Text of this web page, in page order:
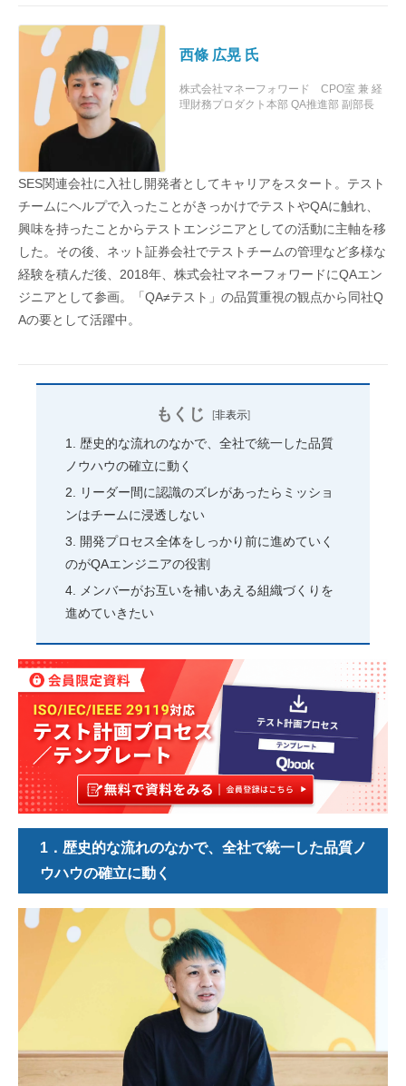
西條 広晃 氏
株式会社マネーフォワード CPO室 兼 経
理財務プロダクト本部 QA推進部 副部長
SES関連会社に入社し開発者としてキャリアをスタート。テスト
チームにヘルプで入ったことがきっかけでテストやQAに触れ、
興味を持ったことからテストエンジニアとしての活動に主軸を移
した。その後、ネット証券会社でテストチームの管理など多様な
経験を積んだ後、2018年、株式会社マネーフォワードにQAエン
ジニアとして参画。「QA≠テスト」の品質重視の観点から同社Q
Aの要として活躍中。
もくじ [非表示]
歴史的な流れのなかで、全社で統一した品質
ノウハウの確立に動く
リーダー間に認識のズレがあったらミッショ
ンはチームに浸透しない
開発プロセス全体をしっかり前に進めていく
のがQAエンジニアの役割
メンバーがお互いを補いあえる組織づくりを
進めていきたい
1．歴史的な流れのなかで、全社で統一した品質ノ
ウハウの確立に動く